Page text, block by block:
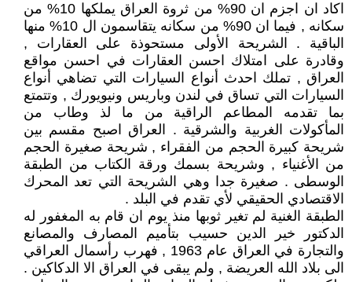
اكاد ان اجزم ان 90% من ثروة العراق يملكها 10% من
سكانه , فيما ان 90% من سكانه يتقاسمون ال 10% منها
الباقية . الشريحة الأولى مستحوذة على العقارات ,
وقادرة على امتلاك احسن العقارات في احسن مواقع
العراق , تملك احدث أنواع السيارات التي تضاهي أنواع
السيارات التي تساق في لندن وباريس ونيويورك , وتتمتع
بما تقدمه المطاعم الراقية من ما لذ وطاب من
المأكولات الغربية والشرقية . العراق اصبح مقسم بين
شريحة كبيرة الحجم من الفقراء , شريحة صغيرة الحجم
من الأغنياء , وشريحة بسمك ورقة الكتاب من الطبقة
الوسطى . صغيرة جدا وهي الشريحة التي تعد المحرك
الاقتصادي الحقيقي لأي تقدم في البلد .
الطبقة الغنية لم تغير ثوبها منذ يوم ان قام به المغفور له
الدكتور خير الدين حسيب بتأميم المصارف والمصانع
والتجارة في العراق عام 1963 , فهرب رأسمال العراقي
الى بلاد الله العريضة , ولم يبقى في العراق الا الدكاكين .